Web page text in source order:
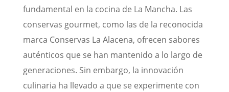
fundamental en la cocina de La Mancha. Las
conservas gourmet, como las de la reconocida
marca Conservas La Alacena, ofrecen sabores
auténticos que se han mantenido a lo largo de
generaciones. Sin embargo, la innovación
culinaria ha llevado a que se experimente con